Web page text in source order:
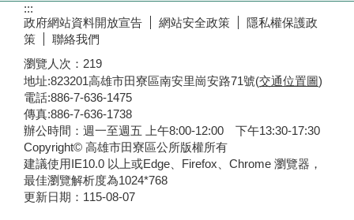
:::
政府網站資料開放宣告
網站安全政策
隱私權保護政
策
聯絡我們
瀏覽人次： 219
地址:823201高雄市田寮區南安里崗安路71號(交通位置圖)
電話:886-7-636-1475
傳真:886-7-636-1738
辦公時間：週一至週五 上午8:00-12:00 下午13:30-17:30
Copyright© 高雄市田寮區公所版權所有
建議使用IE10.0 以上或Edge、Firefox、Chrome 瀏覽器，
最佳瀏覽解析度為1024*768
更新日期： 115-08-07